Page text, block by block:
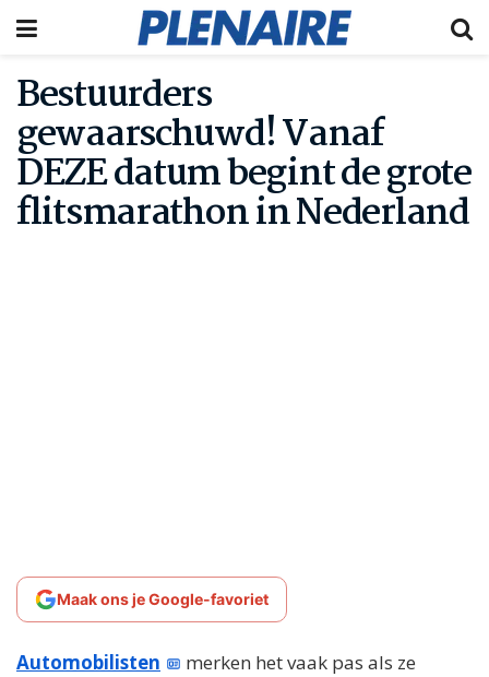
Bestuurders
gewaarschuwd! Vanaf
DEZE datum begint de grote
flitsmarathon in Nederland
Maak ons je Google-favoriet
Automobilisten
merken het vaak pas als ze